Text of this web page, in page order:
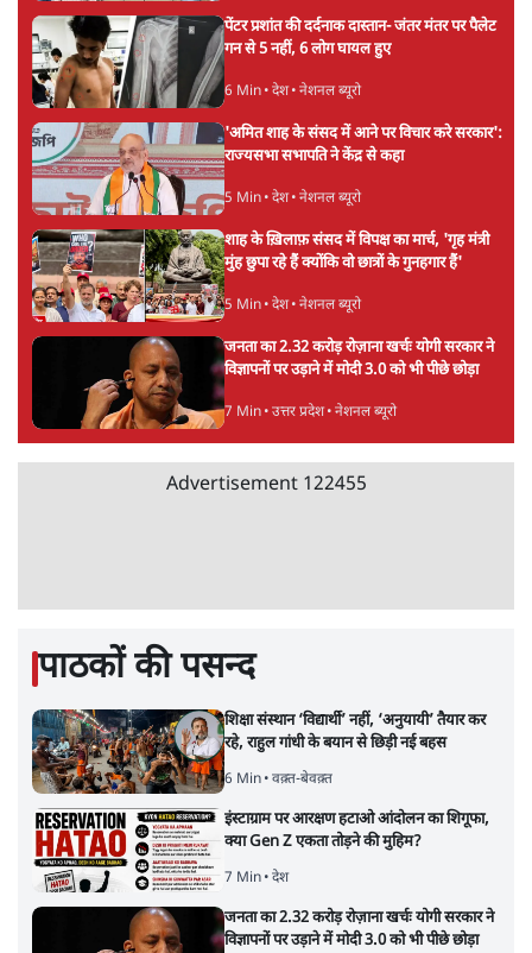
पेंटर प्रशांत की दर्दनाक दास्तान- जंतर मंतर पर पैलेट
गन से 5 नहीं, 6 लोग घायल हुए
6 Min• देश• नेशनल ब्यूरो
'अमित शाह के संसद में आने पर विचार करे सरकार':
राज्यसभा सभापति ने केंद्र से कहा
5 Min• देश• नेशनल ब्यूरो
शाह के ख़िलाफ़ संसद में विपक्ष का मार्च, 'गृह मंत्री
मुंह छुपा रहे हैं क्योंकि वो छात्रों के गुनहगार हैं'
5 Min• देश• नेशनल ब्यूरो
जनता का 2.32 करोड़ रोज़ाना खर्चः योगी सरकार ने
विज्ञापनों पर उड़ाने में मोदी 3.0 को भी पीछे छोड़ा
7 Min• उत्तर प्रदेश• नेशनल ब्यूरो
Advertisement 122455
पाठकों की पसन्द
शिक्षा संस्थान ‘विद्यार्थी’ नहीं, ‘अनुयायी’ तैयार कर
रहे, राहुल गांधी के बयान से छिड़ी नई बहस
6 Min• वक़्त-बेवक़्त
इंस्टाग्राम पर आरक्षण हटाओ आंदोलन का शिगूफा,
क्या Gen Z एकता तोड़ने की मुहिम?
7 Min• देश
जनता का 2.32 करोड़ रोज़ाना खर्चः योगी सरकार ने
विज्ञापनों पर उड़ाने में मोदी 3.0 को भी पीछे छोड़ा